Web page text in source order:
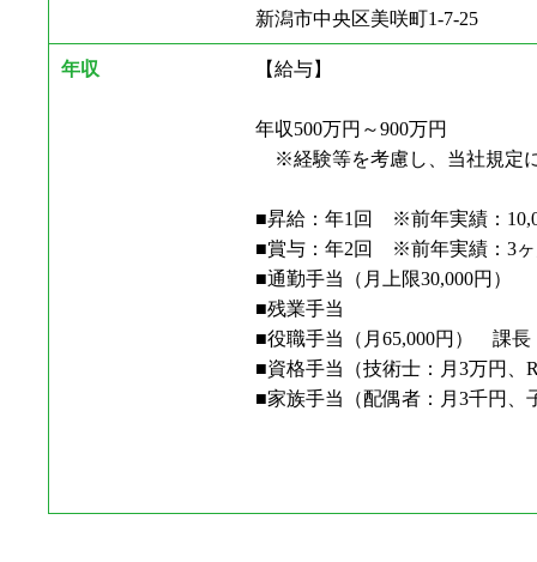
新潟市中央区美咲町1-7-25
年収 【給与】
年収500万円～900万円
※経験等を考慮し、当社規定
■昇給：年1回 ※前年実績：
■賞与：年2回 ※前年実績：3
■通勤手当（月上限30,000円）
■残業手当
■役職手当（月65,000円） 課長
■資格手当（技術士：月3万円、
■家族手当（配偶者：月3千円、